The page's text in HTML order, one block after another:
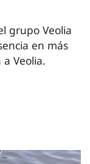
grupo Veolia
en más
Veolia.